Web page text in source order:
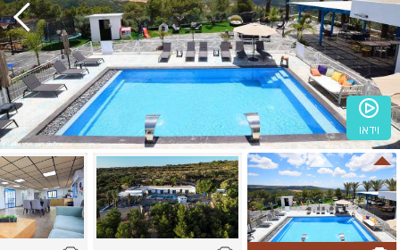
וידאו